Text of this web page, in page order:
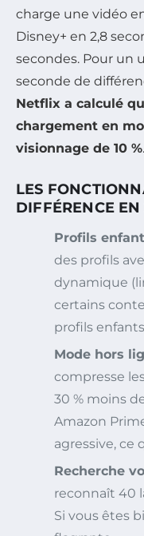
charge une vidéo
Disney+ en 2,8
secondes. Pour un
seconde de
Netflix a calculé
chargement en
visionnage de 10 %.
LES
DIFFÉRENCE
Profils
des profils
dynamique
certains
profils
Mode hors
compresse
30 % moins
Amazon
agressive, ce
Recherche
reconnaît 40
Si vous êtes